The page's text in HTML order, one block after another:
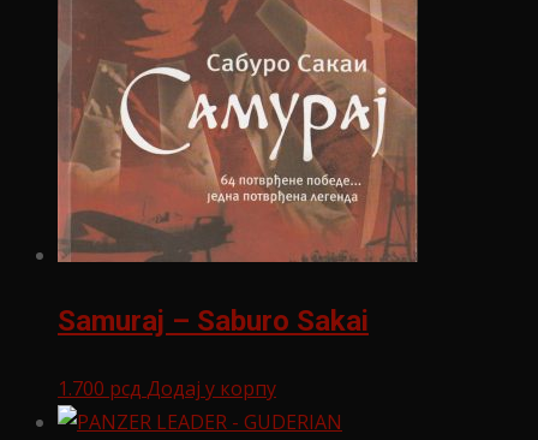
Samuraj – Saburo Sakai
1.700 рсд Додај у корпу